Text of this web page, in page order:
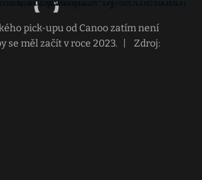
pick-upu od Canoo zatím není
se měl začít v roce 2023.
Zdroj: